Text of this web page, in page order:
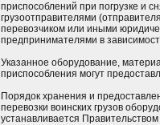
приспособлений при погрузке и
грузоотправителями
перевозчиком или иными
предпринимателями в
Указанное оборудование,
приспособления могут
Порядок хранения и
перевозки воинских грузов
устанавливается